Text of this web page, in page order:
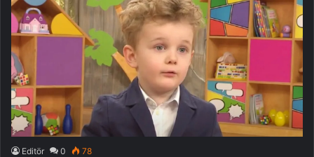
Editör 0 78